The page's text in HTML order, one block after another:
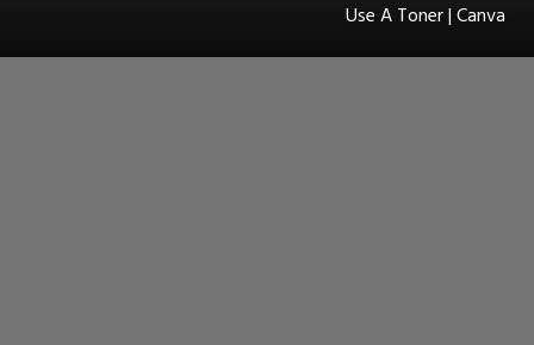
Use A Toner | Canva